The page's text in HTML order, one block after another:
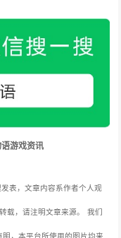
游戏资讯
表，文章内容系作者个人观
载，请注明文章来源。 我们
，本平台所使用的图片均来